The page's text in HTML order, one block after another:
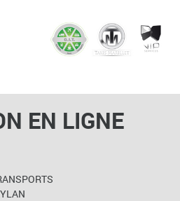
EN LIGNE